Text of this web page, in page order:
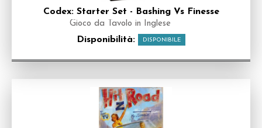
Codex: Starter Set - Bashing Vs Finesse
Gioco da Tavolo in Inglese
Disponibilità: DISPONIBILE